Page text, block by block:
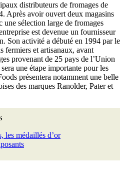
distributeurs de fromages de
Après avoir ouvert deux magasins
une sélection large de fromages
est devenue un fournisseur
Son activité a débuté en 1994 par le
fermiers et artisanaux, avant
provenant de 25 pays de l’Union
une étape importante pour les
présentera notamment une belle
des marques Ranolder, Pater et
les médaillés d’or